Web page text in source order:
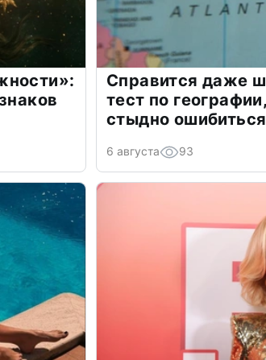
Справится даже
тест по
стыдно ошибиться
6 августа 93